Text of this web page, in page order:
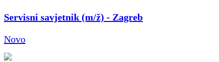
Servisni savjetnik (m/ž) - Zagreb
Novo